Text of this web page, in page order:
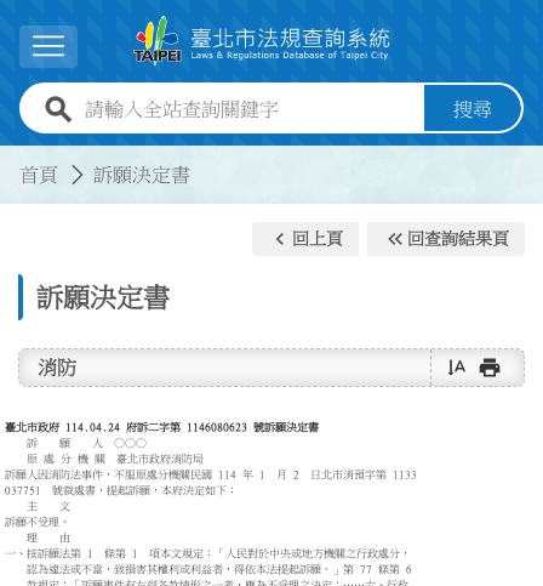
展開選單
全站查詢關鍵字欄位 搜尋
首頁 訴願決定書
訴願決定書
keyboard_arrow_left 回上頁 keyboard_double_arrow_left 回查詢結果頁
消防 text_rotate_vertical print
臺北市政府 114.04.24 府訴二字第 1146080623 號訴願決定書
訴 願 人 ○○○
原 處 分 機 關 臺北市政府消防局
訴願人因消防法事件，不服原處分機關民國 114 年 1 月 2 日北市消預字第 1133
037751 號裁處書，提起訴願，本府決定如下：
主 文
訴願不受理。
理 由
一、按訴願法第 1 條第 1 項本文規定：「人民對於中央或地方機關之行政處分，
認為違法或不當，致損害其權利或利益者，得依本法提起訴願。」第 77 條第 6